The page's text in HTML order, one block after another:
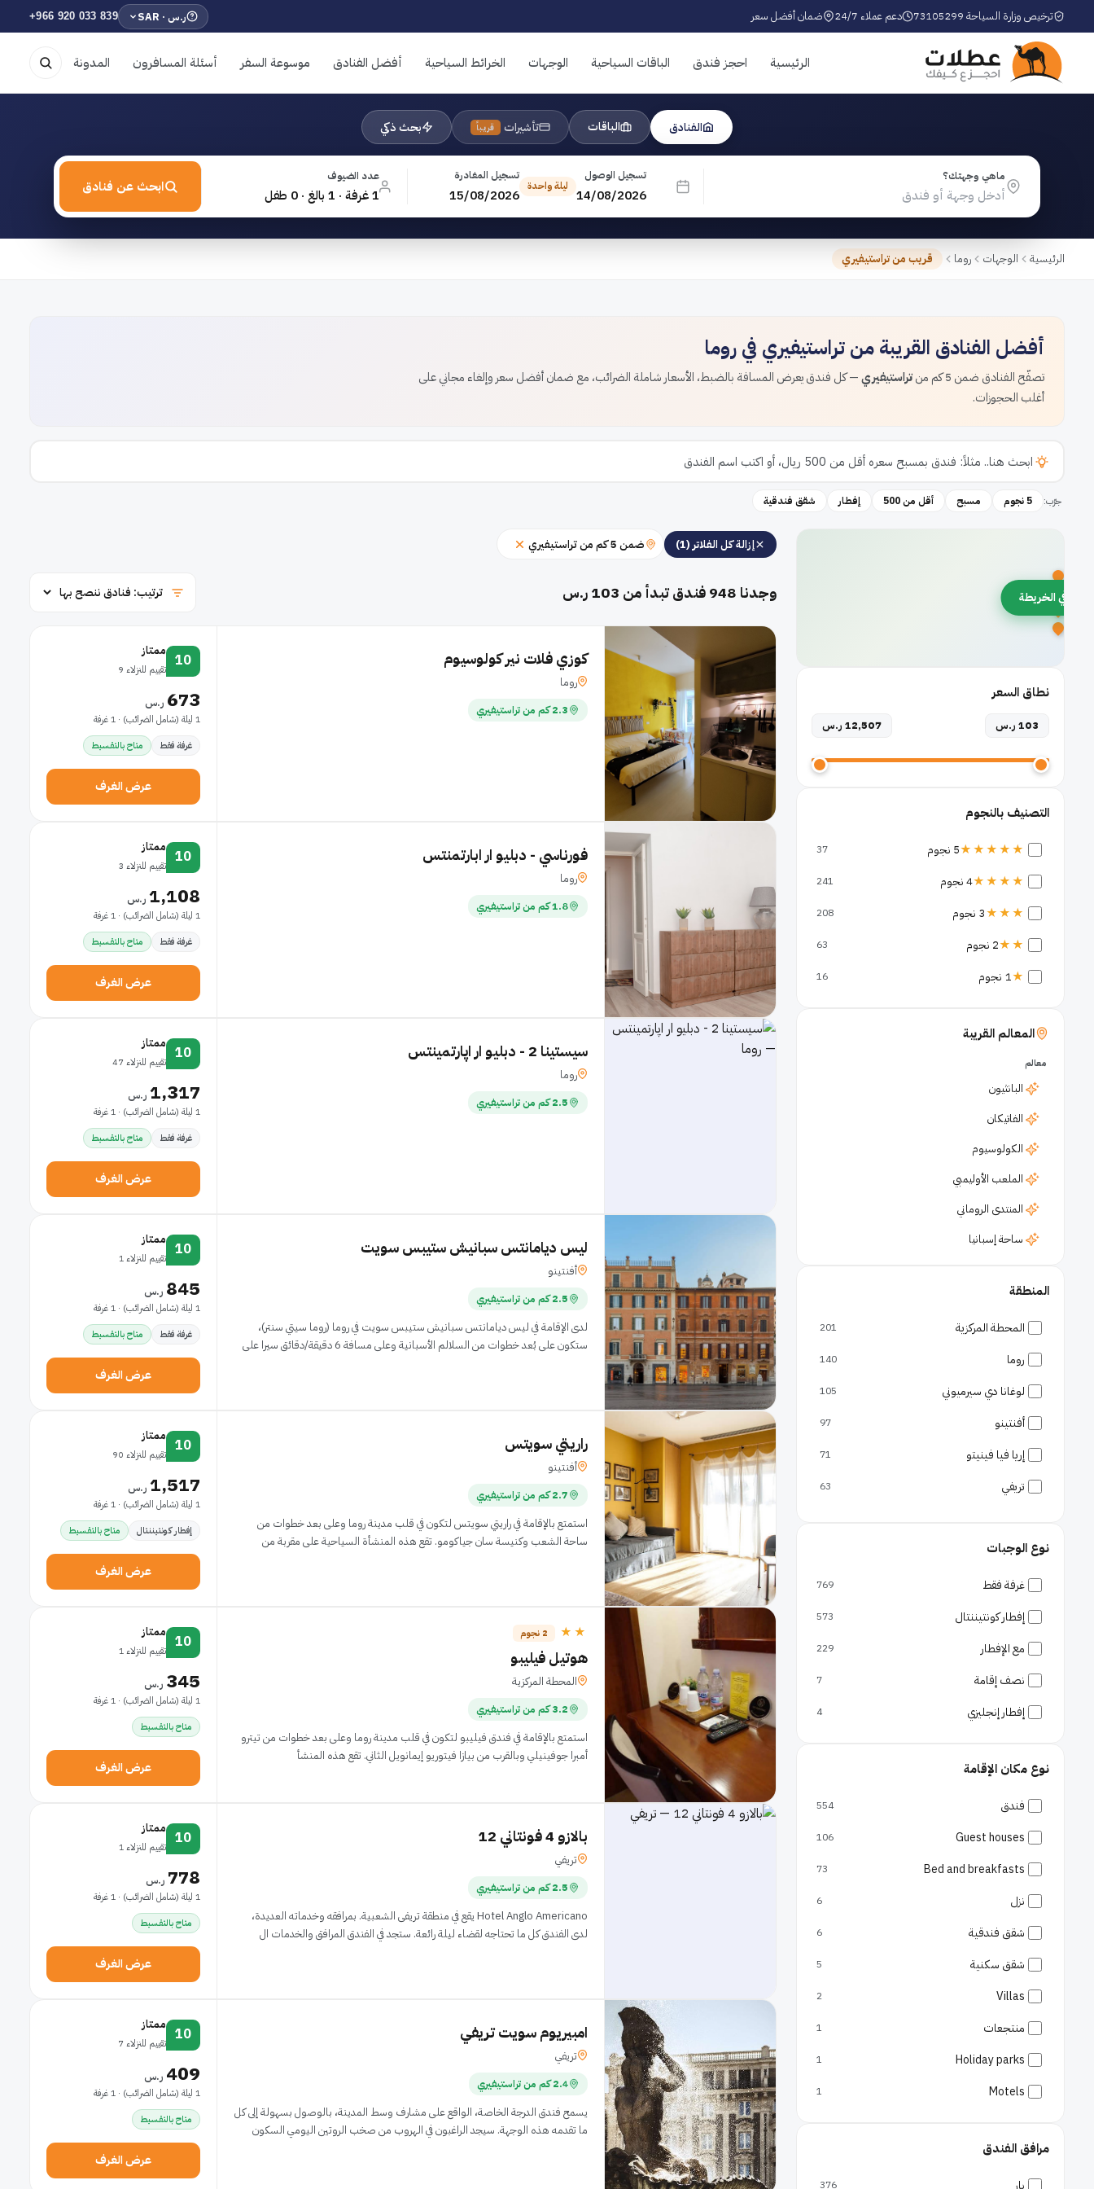
ترخيص وزارة السياحة 73105299 دعم عملاء 24/7 ضمان أفضل سعر ر.س · SAR +966 920 033 839
الرئيسية احجز فندق الباقات السياحية الوجهات الخرائط السياحية أفضل الفنادق موسوعة السفر أسئلة المسافرون المدونة
الفنادق الباقات تأشيرات قريباً بحث ذكي
ماهي وجهتك؟ تسجيل الوصول
14/08/2026
ليلة واحدة
تسجيل المغادرة
15/08/2026
عدد الضيوف
1 غرفة · 1 بالغ · 0 طفل ابحث عن فنادق
الرئيسية الوجهات روما قريب من تراستيفيري
أفضل الفنادق القريبة من تراستيفيري في روما
تصفّح الفنادق ضمن 5 كم من تراستيفيري— كل فندق يعرض المسافة بالضبط، الأسعار شاملة الضرائب، مع ضمان أفضل سعر وإلغاء مجاني على
أغلب الحجوزات.
جرّب: 5 نجوم مسبح أقل من 500 إفطار شقق فندقية
في الخريطة
نطاق السعر
103 ر.س 12,507 ر.س
التصنيف بالنجوم
★★★★★5 نجوم 37
★★★★4 نجوم 241
★★★3 نجوم 208
★★2 نجوم 63
★1 نجوم 16
المعالم القريبة
معالم
البانثيون
الفاتيكان
الكولوسيوم
الملعب الأوليمبي
المنتدى الروماني
ساحة إسبانيا
نافورة تريفي
أحياء
تراستيفيري
وسط روما
المنطقة
المحطة المركزية 201
روما 140
لوغانا دي سيرميوني 105
أفنتينو 97
إريا فيا فينيتو 71
تريفي 63
نافونا
فاتيكان سيتي - براتي 46
نومينتانو 29
أوريليو 26
تراسيتفيري 18
بانثيون 18
فلامينو
جيانيكولينسا 14
تريونفال 12
يور أند غارباتيلا 11
بومزيا 11
روم 10
كولومباري دي سيرميوني 9
تور دي كينتو 7
ريوني مونتي
بوليسلينيكو
فراسكاتي
سان جيوفاني
بوكي 1
نوع الوجبات
غرفة فقط 769
إفطار كونتيننتال 573
مع الإفطار 229
نصف إقامة 7
إفطار إنجليزي 4
نوع مكان الإقامة
فندق 554
Guest houses
106
Bed and breakfasts
73
نزل 6
شقق فندقية 6
شقق سكنية 5
Villas
2
منتجعات 1
Holiday parks
1
Motels
1
مرافق الفندق
بار 376
إزالة كل الفلاتر (1) ضمن 5 كم من تراستيفيري
وجدنا 948فندق تبدأ من 103 ر.س
كوزي فلات نير كولوسيوم
روما
2.3 كم من تراستيفيري
10
ممتاز
تقييم للنزلاء 9
673 ر.س
1 ليلة (شامل الضرائب) · 1 غرفة
غرفة فقط
متاح بالتقسيط
عرض الغرف
فورناسي - دبليو ار ابارتمنتس
روما
1.8 كم من تراستيفيري
10
ممتاز
تقييم للنزلاء 3
1,108 ر.س
1 ليلة (شامل الضرائب) · 1 غرفة
غرفة فقط
متاح بالتقسيط
عرض الغرف
سيستينا 2 - دبليو ار اپارتمينتس
روما
2.5 كم من تراستيفيري
10
ممتاز
تقييم للنزلاء 47
1,317 ر.س
1 ليلة (شامل الضرائب) · 1 غرفة
غرفة فقط
متاح بالتقسيط
عرض الغرف
ليس ديامانتس سبانيش ستيبس سويت
أفنتينو
2.5 كم من تراستيفيري
لدى الإقامة في ليس ديامانتس سبانيش ستيبس سويت في روما (روما سيتي سنتر)،
ستكون على بُعد خطوات من السلالم الأسبانية وعلى مسافة 6 دقيقة/دقائق سيرا على
10
ممتاز
تقييم للنزلاء 1
845 ر.س
1 ليلة (شامل الضرائب) · 1 غرفة
غرفة فقط
متاح بالتقسيط
عرض الغرف
راريتي سويتس
أفنتينو
2.7 كم من تراستيفيري
استمتع بالإقامة في راريتي سويتس لتكون في قلب مدينة روما وعلى بعد خطوات من
ساحة الشعب وكنيسة سان جياكومو. تقع هذه المنشأة السياحية على مقربة من
10
ممتاز
تقييم للنزلاء 90
1,517 ر.س
1 ليلة (شامل الضرائب) · 1 غرفة
إفطار كونتيننتال
متاح بالتقسيط
عرض الغرف
★★ 2 نجوم
هوتيل فيليبو
المحطة المركزية
3.2 كم من تراستيفيري
استمتع بالإقامة في فندق فيليبو لتكون في قلب مدينة روما وعلى بعد خطوات من تيترو
أمبرا جوفينيلي وبالقرب من بيازا فيتوريو إيمانويل الثاني. تقع هذه المنشأ
10
ممتاز
تقييم للنزلاء 1
345 ر.س
1 ليلة (شامل الضرائب) · 1 غرفة
متاح بالتقسيط
عرض الغرف
بالازو 4 فونتاني 12
تريفي
2.5 كم من تراستيفيري
Hotel Anglo Americano يقع في منطقة تريفى الشعبية. بمرافقه وخدماته العديدة،
لدى الفندق كل ما تحتاجه لقضاء ليلة رائعة. ستجد في الفندق المرافق والخدمات ال
10
ممتاز
تقييم للنزلاء 1
778 ر.س
1 ليلة (شامل الضرائب) · 1 غرفة
متاح بالتقسيط
عرض الغرف
امبيريوم سويت تريفي
تريفي
2.4 كم من تراستيفيري
يسمح فندق الدرجة الخاصة، الواقع على مشارف وسط المدينة، بالوصول بسهولة إلى كل
ما تقدمه هذه الوجهة. سيجد الراغبون في الهروب من صخب الروتين اليومي السكون
10
ممتاز
تقييم للنزلاء 7
409 ر.س
1 ليلة (شامل الضرائب) · 1 غرفة
متاح بالتقسيط
عرض الغرف